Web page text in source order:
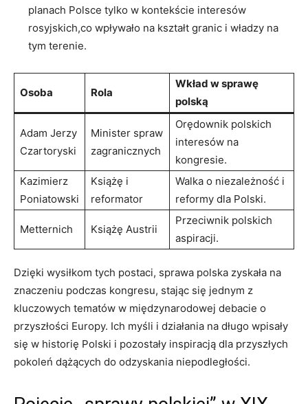
planach Polsce tylko w kontekście interesów
rosyjskich,co wpływało na kształt granic i władzy na
tym terenie.
Osoba Rola
Wkład w sprawę
polską
Adam Jerzy
Czartoryski
Minister spraw
zagranicznych
Orędownik polskich
interesów na
kongresie.
Kazimierz
Poniatowski
Książę i
reformator
Walka o niezależność i
reformy dla Polski.
Metternich Książę Austrii
Przeciwnik polskich
aspiracji.
Dzięki wysiłkom tych postaci, sprawa polska zyskała na
znaczeniu podczas kongresu, stając się jednym z
kluczowych tematów w międzynarodowej debacie o
przyszłości Europy. Ich myśli i działania na długo wpisały
się w historię Polski i pozostały inspiracją dla przyszłych
pokoleń dążących do odzyskania niepodległości.